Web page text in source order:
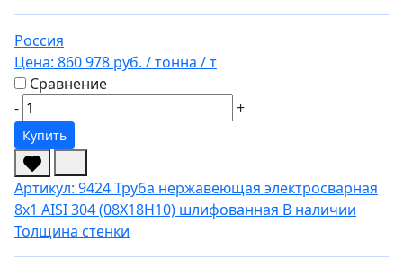
Россия
Цена: 860 978 руб. / тонна / т
Сравнение
-
+
Купить
Артикул: 9424Труба нержавеющая электросварная
8х1 AISI 304 (08Х18Н10) шлифованная В наличии
Толщина стенки